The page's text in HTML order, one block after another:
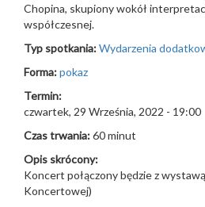
Chopina, skupiony wokół
współczesnej.
Typ spotkania:Wydarzenia
Forma:pokaz
Termin:
czwartek, 29 Września, 2022 - 19:00
Czas trwania:60 minut
Opis skrócony:
Koncert połączony będzie z
Koncertowej)